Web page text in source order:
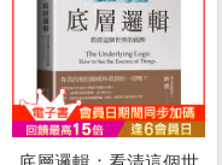
（靜芳繞回一諾身邊，
一諾：坐我大腿。
（靜芳停頓，不好意思
一諾：（遞酒給靜芳）要
（靜芳接過酒杯，小小喝